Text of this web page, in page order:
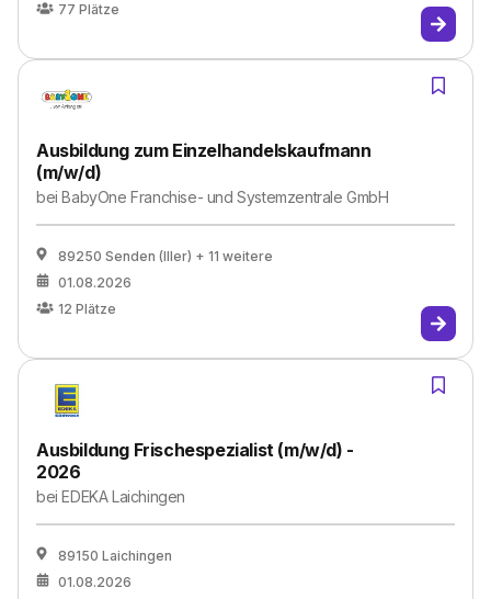
77 Plätze
Ausbildung zum Einzelhandelskaufmann
(m/w/d)
beiBabyOne Franchise- und Systemzentrale GmbH
89250 Senden (Iller) + 11 weitere
01.08.2026
12 Plätze
Ausbildung Frischespezialist (m/w/d) -
2026
beiEDEKA Laichingen
89150 Laichingen
01.08.2026